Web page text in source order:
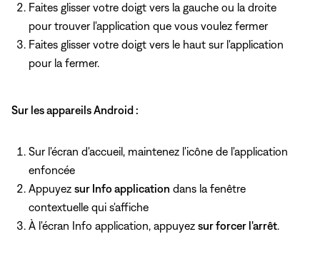
Faites glisser votre doigt vers la gauche ou la droite
pour trouver l'application que vous voulez fermer
Faites glisser votre doigt vers le haut sur l'application
pour la fermer.
Sur les appareils Android :
Sur l'écran d'accueil, maintenez l'icône de l'application
enfoncée
Appuyez sur Info application dans la fenêtre
contextuelle qui s'affiche
À l'écran Info application, appuyez sur forcer l'arrêt.